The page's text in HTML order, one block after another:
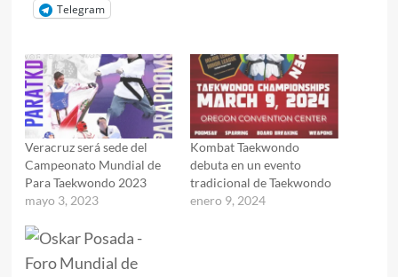
Telegram
Veracruz será sede del
Campeonato Mundial de
Para Taekwondo 2023
mayo 3, 2023
Kombat Taekwondo
debuta en un evento
tradicional de Taekwondo
enero 9, 2024